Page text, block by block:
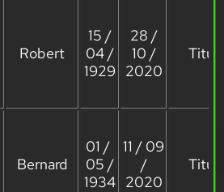
Robert
15 /
04 /
1929
28 /
10 /
2020
Bernard
01 /
05 /
1934
11 / 09
/
2020